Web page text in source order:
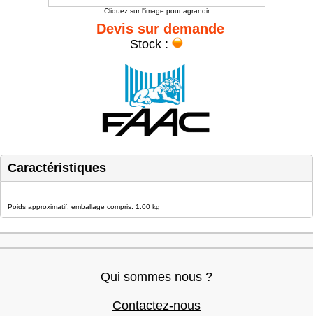
Cliquez sur l'image pour agrandir
Devis sur demande
Stock :
Caractéristiques
Poids approximatif, emballage compris: 1.00 kg
Qui sommes nous ?
Contactez-nous